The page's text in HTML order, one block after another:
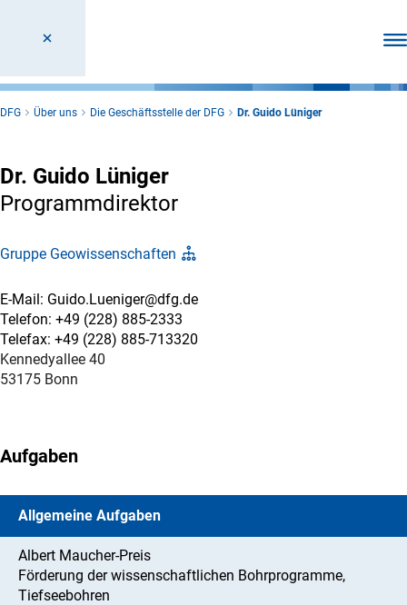
DFG Über uns Die Geschäftsstelle der DFG Dr. Guido Lüniger
Dr. Guido Lüniger
Programmdirektor
Gruppe Geowissenschaften
E-Mail: Guido.Lueniger@dfg.de
Telefon: +49 (228) 885-2333
Telefax: +49 (228) 885-713320
Kennedyallee 40
53175 Bonn
Aufgaben
Allgemeine Aufgaben
Albert Maucher-Preis
Förderung der wissenschaftlichen Bohrprogramme,
Tiefseebohren